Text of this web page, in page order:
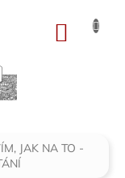
JAK NA TO -